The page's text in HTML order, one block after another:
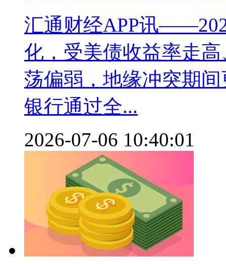
汇通财经APP讯
化，受美债收益率走
荡偏弱，地缘冲突期
银行通过全...
2026-07-06 10:40:01